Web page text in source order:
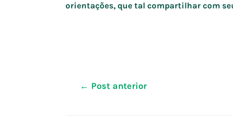
orientações, que tal compartilhar com
Navegação
← Post anterior